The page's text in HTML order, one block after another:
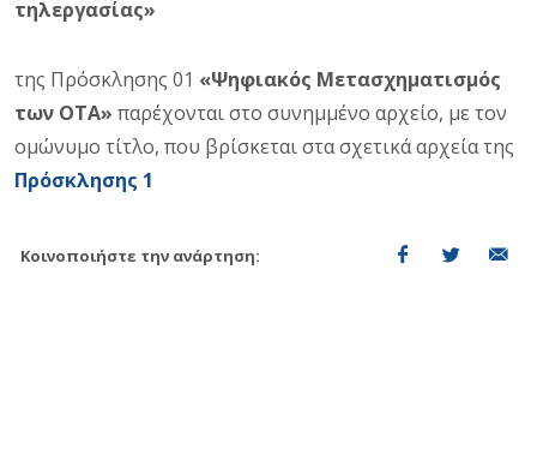
τηλεργασίας»
της Πρόσκλησης 01 «Ψηφιακός Μετασχηματισμός
των ΟΤΑ» παρέχονται στο συνημμένο αρχείο, με τον
ομώνυμο τίτλο, που βρίσκεται στα σχετικά αρχεία της
Πρόσκλησης 1
Κοινοποιήστε την ανάρτηση: